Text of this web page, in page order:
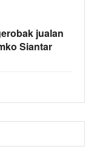
jualan
Siantar